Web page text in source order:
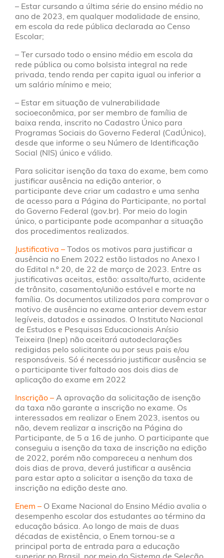
– Estar cursando a última série do ensino médio no
ano de 2023, em qualquer modalidade de ensino,
em escola da rede pública declarada ao Censo
Escolar;
– Ter cursado todo o ensino médio em escola da
rede pública ou como bolsista integral na rede
privada, tendo renda per capita igual ou inferior a
um salário mínimo e meio;
– Estar em situação de vulnerabilidade
socioeconômica, por ser membro de família de
baixa renda, inscrito no Cadastro Único para
Programas Sociais do Governo Federal (CadÚnico),
desde que informe o seu Número de Identificação
Social (NIS) único e válido.
Para solicitar isenção da taxa do exame, bem como
justificar ausência na edição anterior, o
participante deve criar um cadastro e uma senha
de acesso para a Página do Participante, no portal
do Governo Federal (gov.br). Por meio do login
único, o participante pode acompanhar a situação
dos procedimentos realizados.
Justificativa – Todos os motivos para justificar a
ausência no Enem 2022 estão listados no Anexo I
do Edital n.º 20, de 22 de março de 2023. Entre as
justificativas aceitas, estão: assalto/furto, acidente
de trânsito, casamento/união estável e morte na
família. Os documentos utilizados para comprovar o
motivo de ausência no exame anterior devem estar
legíveis, datados e assinados. O Instituto Nacional
de Estudos e Pesquisas Educacionais Anísio
Teixeira (Inep) não aceitará autodeclarações
redigidas pelo solicitante ou por seus pais e/ou
responsáveis. Só é necessário justificar ausência se
o participante tiver faltado aos dois dias de
aplicação do exame em 2022
Inscrição – A aprovação da solicitação de isenção
da taxa não garante a inscrição no exame. Os
interessados em realizar o Enem 2023, isentos ou
não, devem realizar a inscrição na Página do
Participante, de 5 a 16 de junho. O participante que
conseguiu a isenção da taxa de inscrição na edição
de 2022, porém não compareceu a nenhum dos
dois dias de prova, deverá justificar a ausência
para estar apto a solicitar a isenção da taxa de
inscrição na edição deste ano.
Enem – O Exame Nacional do Ensino Médio avalia o
desempenho escolar dos estudantes ao término da
educação básica. Ao longo de mais de duas
décadas de existência, o Enem tornou-se a
principal porta de entrada para a educação
superior no Brasil, por meio do Sistema de Seleção